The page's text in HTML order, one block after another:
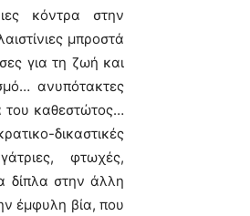
κόντρα στην
μπροστά
για τη ζωή και
ανυπότακτες
του καθεστώτος…
δικαστικές
φτωχές,
δίπλα στην άλλη
έμφυλη βία, που